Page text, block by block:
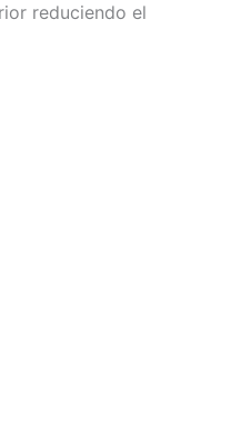
reduciendo el